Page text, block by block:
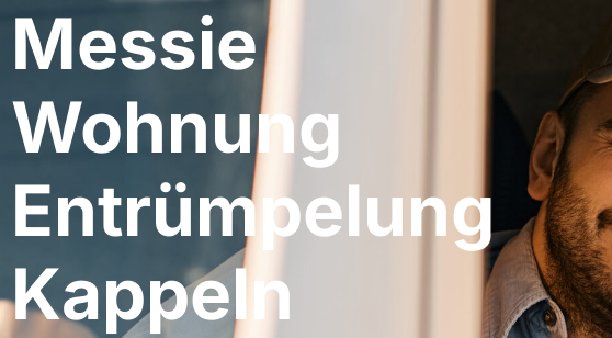
Messie
Wohnung
Entrümpelung
Kappeln